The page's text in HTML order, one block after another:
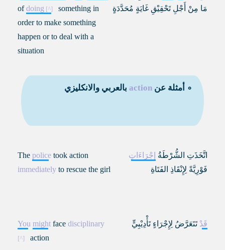
مَا مِنْ أَجْلِ تَحْقِيْقِ غَايَةٍ مُحَدَّدَةٍ
ofdoing
something in
order to make something
happen or to deal with a
situation
∘ أمثلة عنaction بالعربي والانكليزي
اتَّخَذَتِ الشُّرْطَةُ إِجْرَاءَاتٍ
فَوْرِيَّةً لِإِنْقَاذِ الفَتَاةِ
The police took action
immediately to rescue the girl
قَدْ تَتَعَرَّضُ لِإِجْرَاءٍ تَأْدِيْبِيٍّ You might face disciplinary
action